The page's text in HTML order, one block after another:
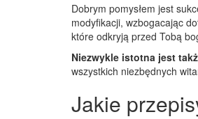
Dobrym pomysłem jest
modyfikacji, wzbogacając
które odkryją przed Tobą
Niezwykle istotna jest
wszystkich niezbędnych
Jakie